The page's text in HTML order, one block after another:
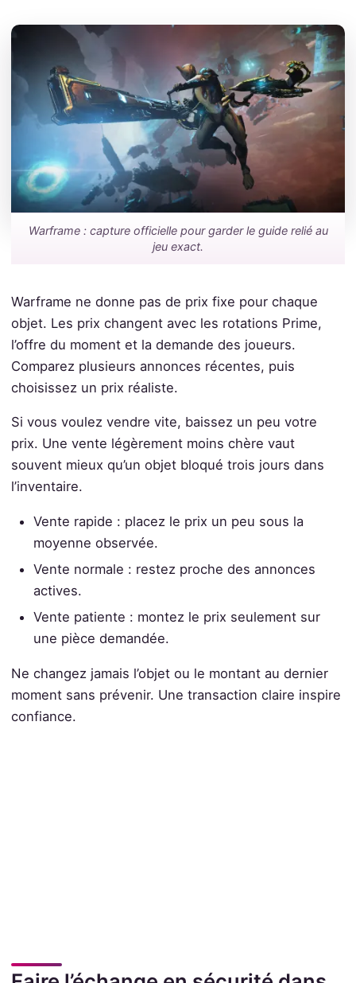
Warframe : capture officielle pour garder le guide relié au
jeu exact.
Warframe ne donne pas de prix fixe pour chaque
objet. Les prix changent avec les rotations Prime,
l’offre du moment et la demande des joueurs.
Comparez plusieurs annonces récentes, puis
choisissez un prix réaliste.
Si vous voulez vendre vite, baissez un peu votre
prix. Une vente légèrement moins chère vaut
souvent mieux qu’un objet bloqué trois jours dans
l’inventaire.
Vente rapide : placez le prix un peu sous la
moyenne observée.
Vente normale : restez proche des annonces
actives.
Vente patiente : montez le prix seulement sur
une pièce demandée.
Ne changez jamais l’objet ou le montant au dernier
moment sans prévenir. Une transaction claire inspire
confiance.